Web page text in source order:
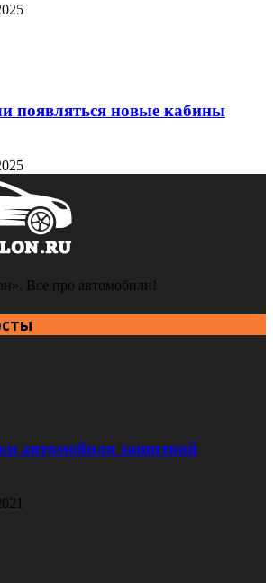
появляться новые кабины
Все про автомобили!
автомобиля защитной